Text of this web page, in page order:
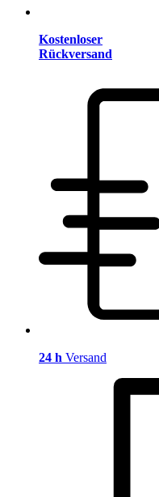
Kostenloser
Rückversand
24 h Versand